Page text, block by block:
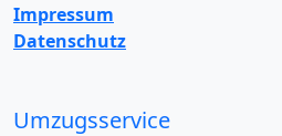
Impressum
Datenschutz
Umzugsservice